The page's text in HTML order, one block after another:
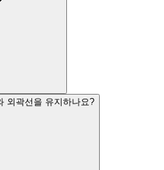
외곽선을 유지하나요?